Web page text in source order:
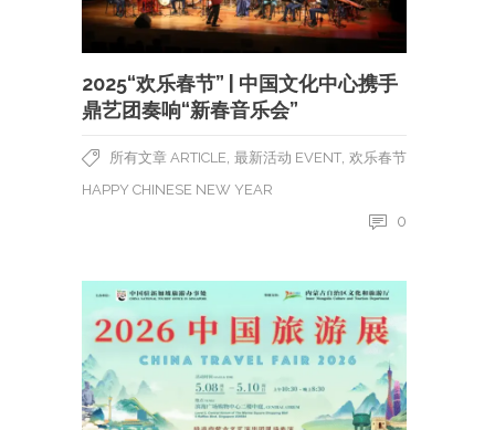
2025“欢乐春节” | 中国文化中心携手
鼎艺团奏响“新春音乐会”
所有文章 ARTICLE 最新活动 EVENT 欢乐春节
HAPPY CHINESE NEW YEAR
0